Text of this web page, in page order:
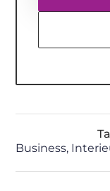
Business,